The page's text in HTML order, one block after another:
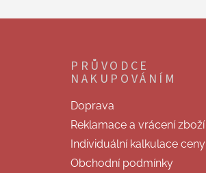
PRŮVODCE
NAKUPOVÁNÍM
Doprava
Reklamace a vrácení zboží
Individuální kalkulace ceny
Obchodní podmínky